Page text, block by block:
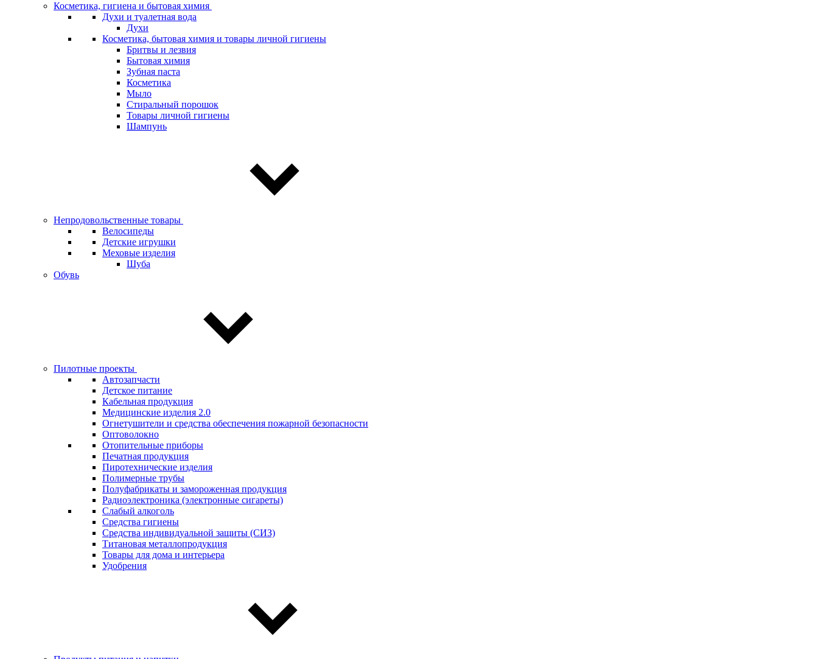
Косметика, гигиена и бытовая химия
Духи и туалетная вода
Духи
Косметика, бытовая химия и товары личной гигиены
Бритвы и лезвия
Бытовая химия
Зубная паста
Косметика
Мыло
Стиральный порошок
Товары личной гигиены
Шампунь
Непродовольственные товары
Велосипеды
Детские игрушки
Меховые изделия
Шуба
Обувь
Пилотные проекты
Автозапчасти
Детское питание
Кабельная продукция
Медицинские изделия 2.0
Огнетушители и средства обеспечения пожарной безопасности
Оптоволокно
Отопительные приборы
Печатная продукция
Пиротехнические изделия
Полимерные трубы
Полуфабрикаты и замороженная продукция
Радиоэлектроника (электронные сигареты)
Слабый алкоголь
Средства гигиены
Средства индивидуальной защиты (СИЗ)
Титановая металлопродукция
Товары для дома и интерьера
Удобрения